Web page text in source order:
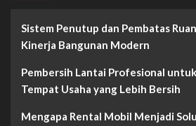
Populer?
Sistem Penutup dan Pembatas
Kinerja Bangunan Modern
Pembersih Lantai Profesional
Tempat Usaha yang Lebih Bersih
Mengapa Rental Mobil Menjadi